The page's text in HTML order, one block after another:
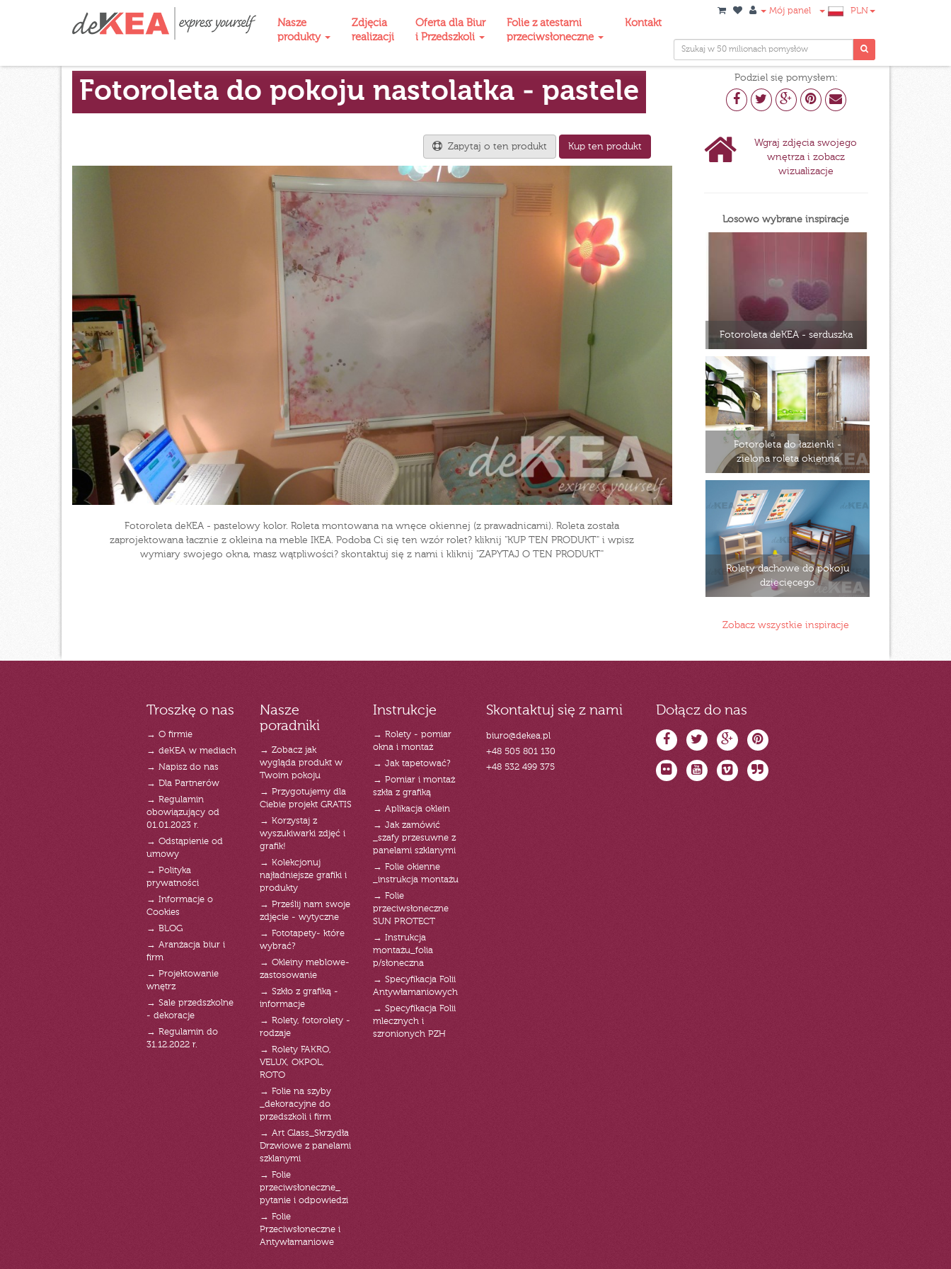
Nasze
produkty
Zdjęcia
realizacji
Oferta dla Biur
i Przedszkoli
Folie z atestami
przeciwsłoneczne
Kontakt
Mój panel PLN
Fotoroleta do pokoju nastolatka - pastele
Zapytaj o ten produkt Kup ten produkt
Fotoroleta deKEA - pastelowy kolor. Roleta montowana na wnęce okiennej (z prawadnicami). Roleta została
zaprojektowana łacznie z okleina na meble IKEA. Podoba Ci się ten wzór rolet? kliknij "KUP TEN PRODUKT" i wpisz
wymiary swojego okna, masz wątpliwości? skontaktuj się z nami i kliknij "ZAPYTAJ O TEN PRODUKT"
Podziel się pomysłem:
Wgraj zdjęcia swojego
wnętrza i zobacz
wizualizacje
Losowo wybrane inspiracje
Fotoroleta deKEA - serduszka
Fotoroleta do łazienki -
zielona roleta okienna
Rolety dachowe do pokoju
dziecięcego
Zobacz wszystkie inspiracje
Troszkę o nas
→ O firmie
→ deKEA w mediach
→ Napisz do nas
→ Dla Partnerów
→ Regulamin
obowiązujący od
01.01.2023 r.
→ Odstąpienie od
umowy
→ Polityka
prywatności
→ Informacje o
Cookies
→ BLOG
→ Aranżacja biur i
firm
→ Projektowanie
wnętrz
→ Sale przedszkolne
- dekoracje
→ Regulamin do
31.12.2022 r.
Nasze
poradniki
→ Zobacz jak
wygląda produkt w
Twoim pokoju
→ Przygotujemy dla
Ciebie projekt GRATIS
→ Korzystaj z
wyszukiwarki zdjęć i
grafik!
→ Kolekcjonuj
najładniejsze grafiki i
produkty
→ Prześlij nam swoje
zdjęcie - wytyczne
→ Fototapety- które
wybrać?
→ Okleiny meblowe-
zastosowanie
→ Szkło z grafiką -
informacje
→ Rolety, fotorolety -
rodzaje
→ Rolety FAKRO,
VELUX, OKPOL,
ROTO
→ Folie na szyby
_dekoracyjne do
przedszkoli i firm
→ Art Glass_Skrzydła
Drzwiowe z panelami
szklanymi
→ Folie
przeciwsłoneczne_
pytanie i odpowiedzi
→ Folie
Przeciwsłoneczne i
Antywłamaniowe
Instrukcje
→ Rolety - pomiar
okna i montaż
→ Jak tapetować?
→ Pomiar i montaż
szkła z grafiką
→ Aplikacja oklein
→ Jak zamówić
_szafy przesuwne z
panelami szklanymi
→ Folie okienne
_instrukcja montażu
→ Folie
przeciwsłoneczne
SUN PROTECT
→ Instrukcja
montażu_folia
p/słoneczna
→ Specyfikacja Folii
Antywłamaniowych
→ Specyfikacja Folii
mlecznych i
szronionych PZH
Skontaktuj się z nami
biuro@dekea.pl
+48 505 801 130
+48 532 499 375
Dołącz do nas